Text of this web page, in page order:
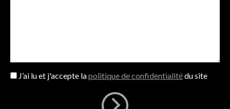
J’ai lu et j'accepte lapolitique de confidentialitédu site